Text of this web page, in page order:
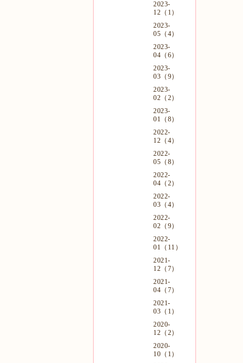
2023-
12（1）
2023-
05（4）
2023-
04（6）
2023-
03（9）
2023-
02（2）
2023-
01（8）
2022-
12（4）
2022-
05（8）
2022-
04（2）
2022-
03（4）
2022-
02（9）
2022-
01（11）
2021-
12（7）
2021-
04（7）
2021-
03（1）
2020-
12（2）
2020-
10（1）